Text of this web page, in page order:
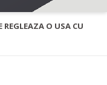
REGLEAZA O USA CU